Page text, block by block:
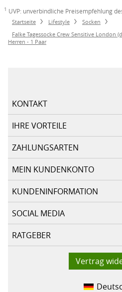
1 UVP: unverbindliche Preisempfehlung
Startseite Lifestyle
Socken
Falke Tagessocke Crew Sensitive
Herren - 1 Paar
KONTAKT
IHRE VORTEILE
ZAHLUNGSARTEN
MEIN KUNDENKONTO
KUNDENINFORMATION
SOCIAL MEDIA
RATGEBER
Vertrag